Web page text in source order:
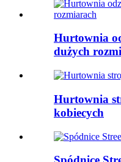
Hurtownia
dużych
Hurtownia
kobiecych